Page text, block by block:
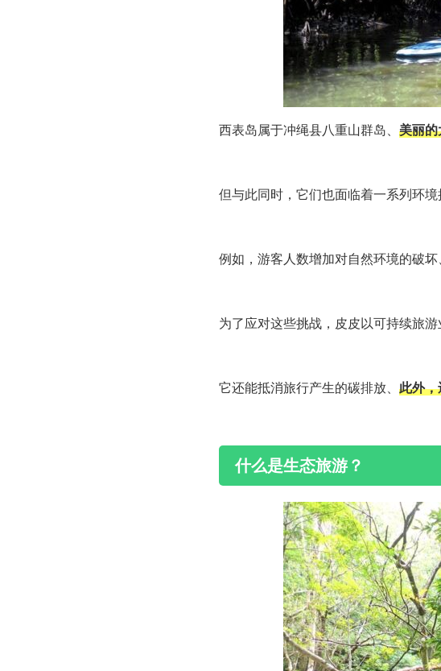
西表岛属于冲绳县八重山群岛、 美丽
但与此同时，它们也面临着一系列环境
例如，游客人数增加对自然环境的破坏
为了应对这些挑战，皮皮以可持续旅游
它还能抵消旅行产生的碳排放、 此外
什么是生态旅游？